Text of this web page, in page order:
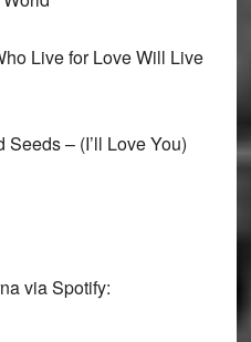
Live for Love Will Live
– (I’ll Love You)
via Spotify: